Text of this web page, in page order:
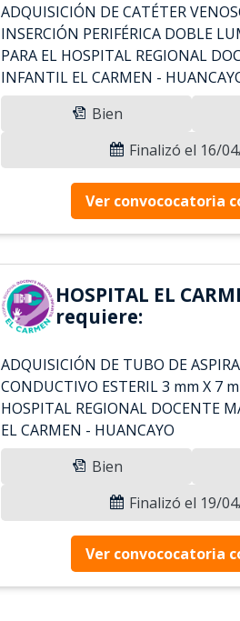
ADQUISICIÓN DE CATÉTER
INSERCIÓN PERIFÉRICA DOBLE
PARA EL HOSPITAL REGIONAL
INFANTIL EL CARMEN -
Bien
Finalizó el 16/
Ver convococatoria
HOSPITAL EL
requiere:
ADQUISICIÓN DE TUBO DE
CONDUCTIVO ESTERIL 3 mm X 7
HOSPITAL REGIONAL DOCENTE
EL CARMEN - HUANCAYO
Bien
Finalizó el 19/
Ver convococatoria